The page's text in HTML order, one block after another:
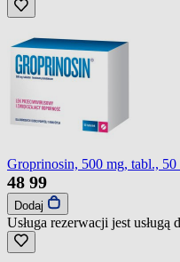
Groprinosin, 500 mg, tabl., 50
48 99
Dodaj
Usługa rezerwacji jest usługą